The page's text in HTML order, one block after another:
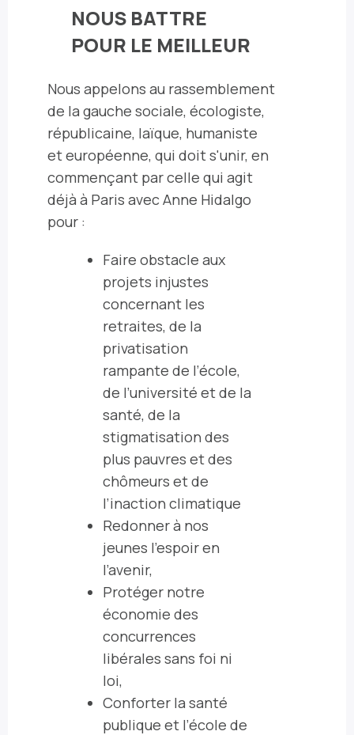
NOUS BATTRE
POUR LE MEILLEUR
Nous appelons au rassemblement
de la gauche sociale, écologiste,
républicaine, laïque, humaniste
et européenne, qui doit s'unir, en
commençant par celle qui agit
déjà à Paris avec Anne Hidalgo
pour :
Faire obstacle aux
projets injustes
concernant les
retraites, de la
privatisation
rampante de l’école,
de l’université et de la
santé, de la
stigmatisation des
plus pauvres et des
chômeurs et de
l’inaction climatique
Redonner à nos
jeunes l’espoir en
l’avenir,
Protéger notre
économie des
concurrences
libérales sans foi ni
loi,
Conforter la santé
publique et l’école de